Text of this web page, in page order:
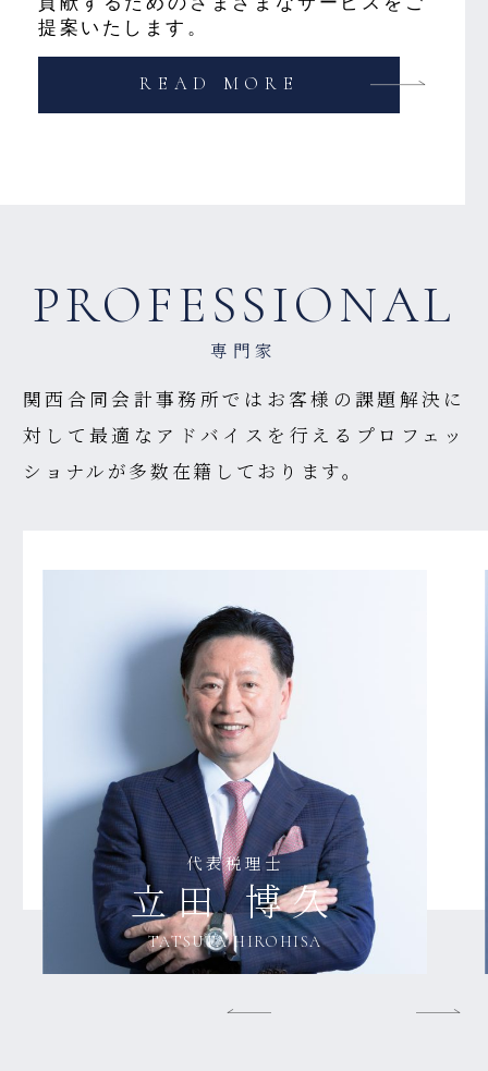
提案いたします。
READ MORE
PROFESSIONAL
専門家
関西合同会計事務所ではお客様の課題解決に
対して最適なアドバイスを行える プロフェッ
ショナルが多数在籍しております。
代表税理士
立田 博久
TATSUTA HIROHISA